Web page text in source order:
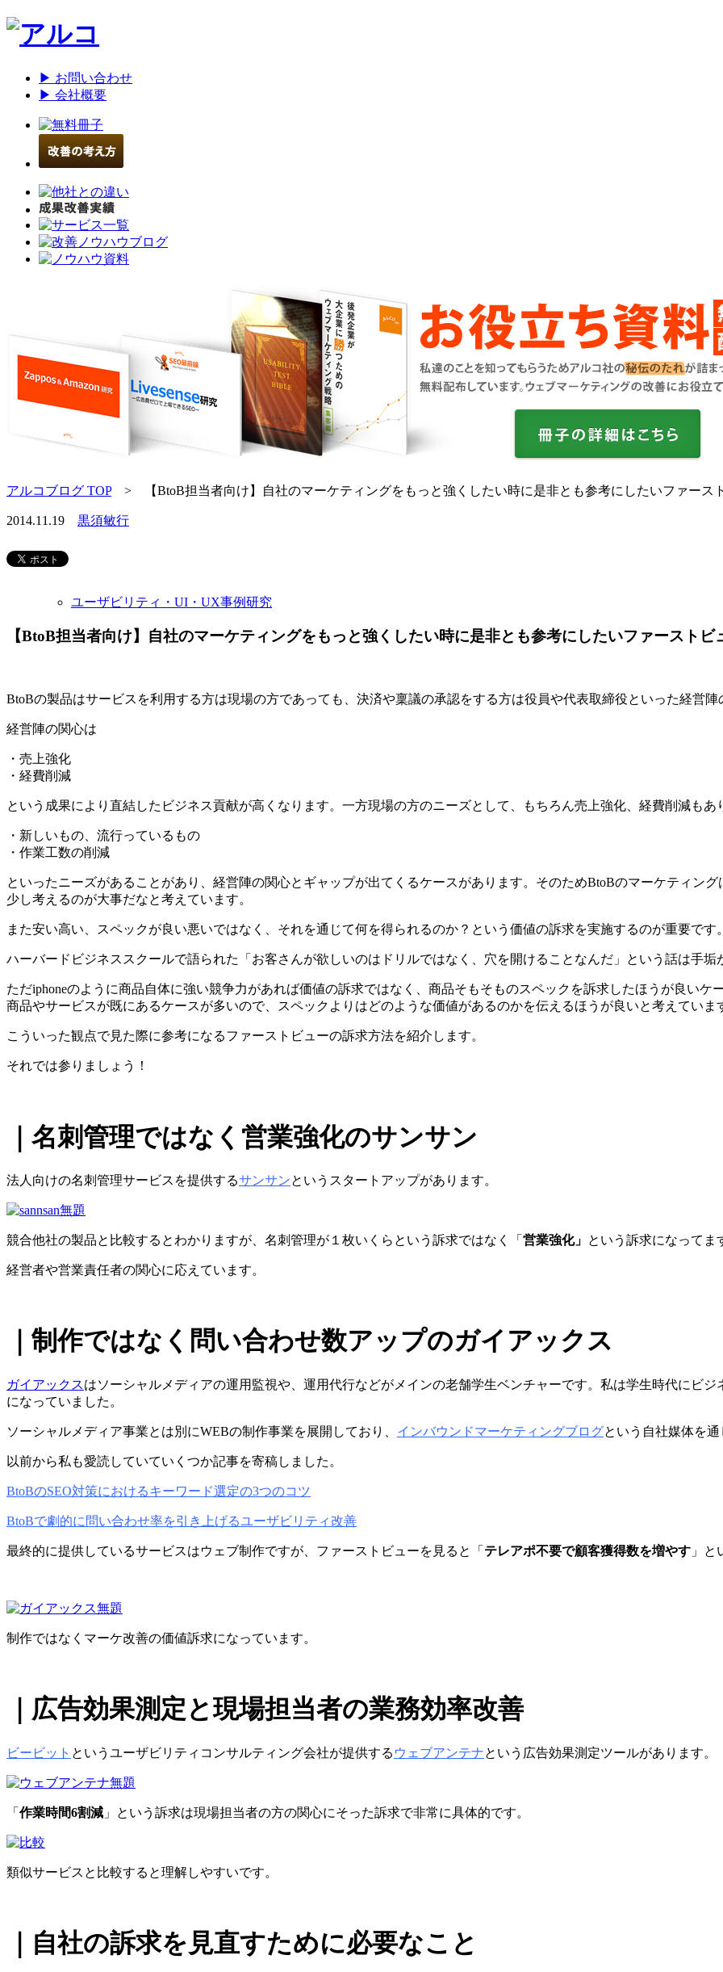
▶ お問い合わせ
▶ 会社概要
アルコブログ TOP> 【BtoB担当者向け】自社のマーケティングをもっと強くしたい時に是非とも参考にしたいファース
2014.11.19 黒須敏行
ユーザビリティ・UI・UX事例研究
【BtoB担当者向け】自社のマーケティングをもっと強くしたい時に是非とも参考にしたいファーストビ
BtoBの製品はサービスを利用する方は現場の方であっても、決済や稟議の承認をする方は役員や代表取締役といった経営陣
経営陣の関心は
・売上強化
・経費削減
という成果により直結したビジネス貢献が高くなります。一方現場の方のニーズとして、もちろん売上強化、経費削減もあ
・新しいもの、流行っているもの
・作業工数の削減
といったニーズがあることがあり、経営陣の関心とギャップが出てくるケースがあります。そのためBtoBのマーケティン
少し考えるのが大事だなと考えています。
また安い高い、スペックが良い悪いではなく、それを通じて何を得られるのか？という価値の訴求を実施するのが重要です。
ハーバードビジネススクールで語られた「お客さんが欲しいのはドリルではなく、穴を開けることなんだ」という話は手垢
ただiphoneのように商品自体に強い競争力があれば価値の訴求ではなく、商品そもそものスペックを訴求したほうが良い
商品やサービスが既にあるケースが多いので、スペックよりはどのような価値があるのかを伝えるほうが良いと考えていま
こういった観点で見た際に参考になるファーストビューの訴求方法を紹介します。
それでは参りましょう！
｜名刺管理ではなく営業強化のサンサン
法人向けの名刺管理サービスを提供するサンサンというスタートアップがあります。
競合他社の製品と比較するとわかりますが、名刺管理が１枚いくらという訴求ではなく「 営業強化」 という訴求になってま
経営者や営業責任者の関心に応えています。
｜制作ではなく問い合わせ数アップのガイアックス
ガイアックスはソーシャルメディアの運用監視や、運用代行などがメインの老舗学生ベンチャーです。私は学生時代にビ
になっていました。
ソーシャルメディア事業とは別にWEBの制作事業を展開しており、 インバウンドマーケティングブログという自社媒体を通
以前から私も愛読していていくつか記事を寄稿しました。
BtoBのSEO対策におけるキーワード選定の3つのコツ
BtoBで劇的に問い合わせ率を引き上げるユーザビリティ改善
最終的に提供しているサービスはウェブ制作ですが、ファーストビューを見ると「 テレアポ不要で顧客獲得数を増やす 」と
制作ではなくマーケ改善の価値訴求になっています。
｜広告効果測定と現場担当者の業務効率改善
ビービット というユーザビリティコンサルティング会社が提供する ウェブアンテナという広告効果測定ツールがあります。
「 作業時間6割減 」という訴求は現場担当者の方の関心にそった訴求で非常に具体的です。
類似サービスと比較すると理解しやすいです。
｜自社の訴求を見直すために必要なこと